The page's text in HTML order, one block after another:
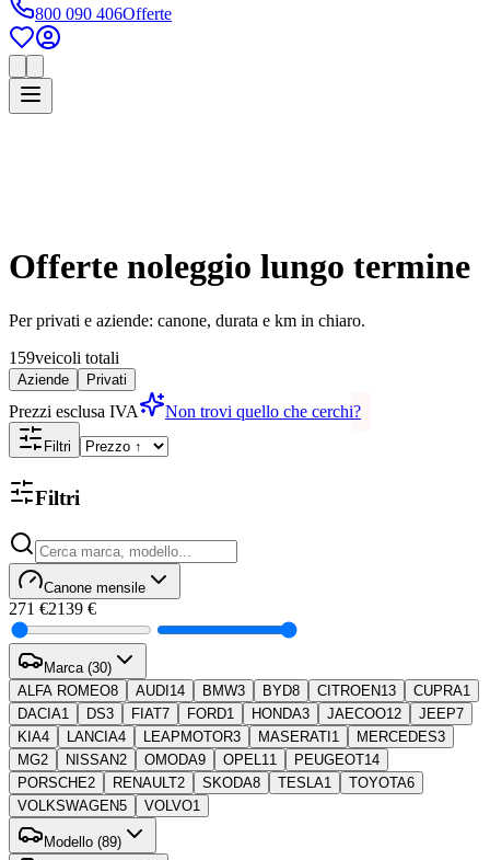
800 090 406Offerte
Offerte noleggio lungo termine
Per privati e aziende: canone, durata e km in chiaro.
159veicoli totali
Aziende Privati
Prezzi esclusa IVA Non trovi quello che cerchi?
Filtri
Filtri
Canone mensile
271 €2139 €
Marca (30)
ALFA ROMEO8 AUDI 14 BMW3 BYD8 CITROEN13 CUPRA1
DACIA1 DS3 FIAT7 FORD1 HONDA3 JAECOO12 JEEP7
KIA4 LANCIA4 LEAPMOTOR3 MASERATI 1 MERCEDES3
MG2 NISSAN2 OMODA9 OPEL11 PEUGEOT14
PORSCHE2 RENAULT2 SKODA8 TESLA1 TOYOTA6
VOLKSWAGEN5 VOLVO1
Modello (89)